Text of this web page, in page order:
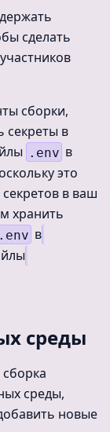
сделать
сборки,
секреты в
.env в
это
в ваш
хранить
.env в
среды
среды,
новые